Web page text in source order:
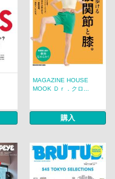
MAGAZINE HOUSE
MOOK Ｄｒ．クロ...
購入